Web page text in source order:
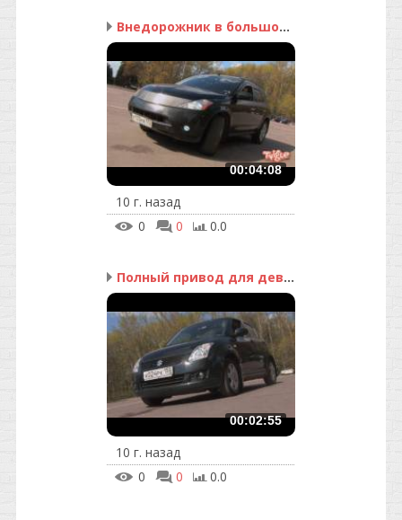
Внедорожник в большом г...
00:04:08
10 г. назад
0
0 0.0
Полный привод для девушки
00:02:55
10 г. назад
0
0 0.0